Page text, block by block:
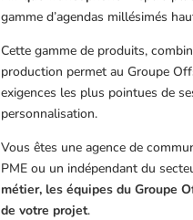
gamme d’agendas millésimés
Cette gamme de produits,
production permet au Groupe
exigences les plus pointues de
personnalisation.
Vous êtes une agence de
PME ou un indépendant du
métier, les équipes du Groupe
de votre projet.